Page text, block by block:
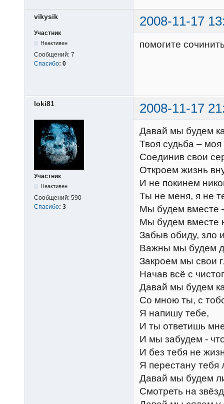
vikysik 2008-11-17
Участник
Неактивен
Сообщений: 7
Спасибо: 0
помогите
loki81 2008-11-17
Участник
Неактивен
Сообщений: 590
Спасибо: 3
Давай мы будем
Твоя судьба – моя
Соединив свои
Откроем жизнь
И не покинем
Ты не меня, я не
Мы будем вместе
Мы будем вместе
Забыв обиду, зло и
Важны мы будем
Закроем мы свои
Начав всё с
Давай мы будем
Со мною ты, с
Я напишу тебе,
И ты ответишь
И мы забудем -
И без тебя не
Я перестану тебя
Давай мы будем
Смотреть на